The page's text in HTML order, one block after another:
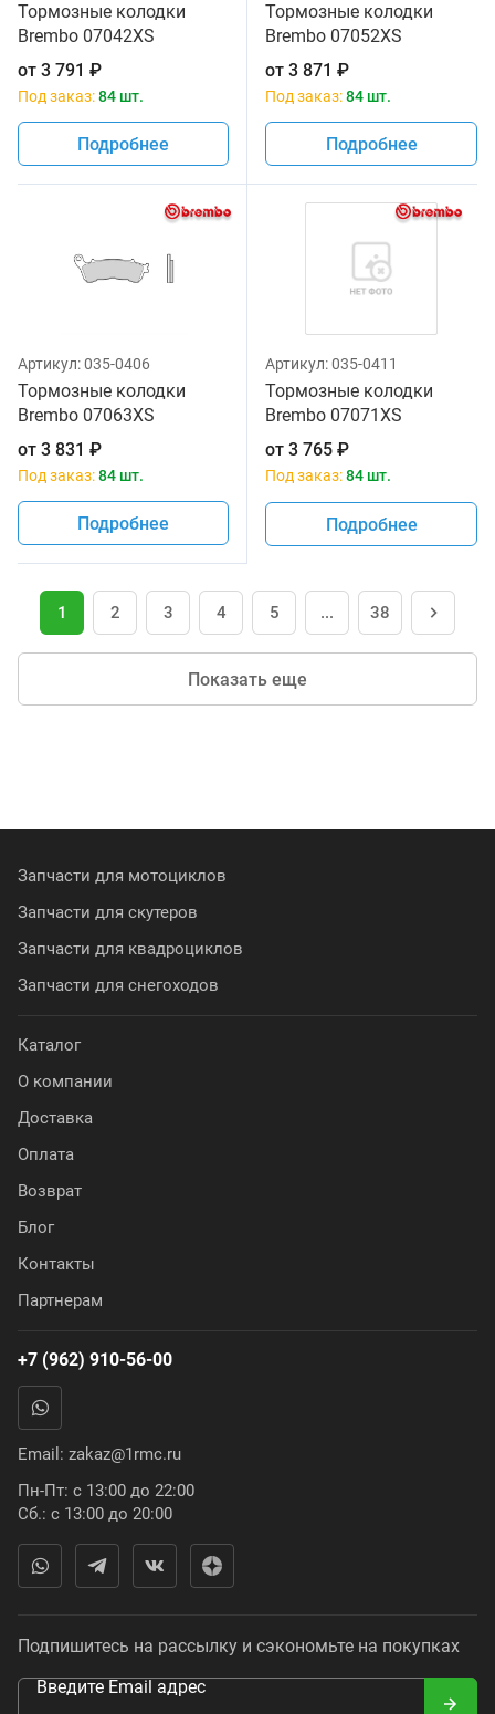
Тормозные колодки
Brembo 07042XS
от 3 791 ₽
Под заказ:84 шт.
Подробнее
Тормозные колодки
Brembo 07052XS
от 3 871 ₽
Под заказ:84 шт.
Подробнее
Артикул:035-0406
Тормозные колодки
Brembo 07063XS
от 3 831 ₽
Под заказ:84 шт.
Подробнее
Артикул:035-0411
Тормозные колодки
Brembo 07071XS
от 3 765 ₽
Под заказ:84 шт.
Подробнее
Показать еще
1 2 3 4 5 ... 38
Запчасти для мотоциклов
Запчасти для скутеров
Запчасти для квадроциклов
Запчасти для снегоходов
Каталог
О компании
Доставка
Оплата
Возврат
Блог
Контакты
Партнерам
+7 (962) 910-56-00
Email: zakaz@1rmc.ru
Пн-Пт: с 13:00 до 22:00
Сб.: с 13:00 до 20:00
Подпишитесь на рассылку и сэкономьте на покупках
Введите Email адрес